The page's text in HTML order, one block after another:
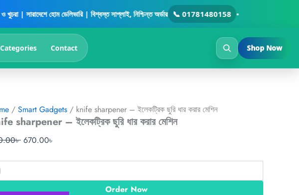
হোম ডেলিভারি | বিশ্বস্ত সাপ্লাই, নিশ্চিন্ত অর্ডার 📞 01781480158 •
Categories Contact Shop Now
/ Smart Gadgets / knife sharpener – ইলেকট্রিক ছুরি ধার করার মেশিন
sharpener – ইলেকট্রিক ছুরি ধার করার মেশিন
৳
price
was:
890.00৳ .
670.00৳
price
is:
670.00৳ .
Order Now